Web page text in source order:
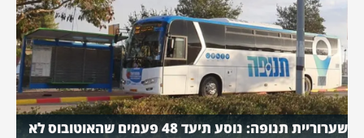
שערוריית תנופה: נוסע תיעד 48 פעמים שהאוטובוס לא